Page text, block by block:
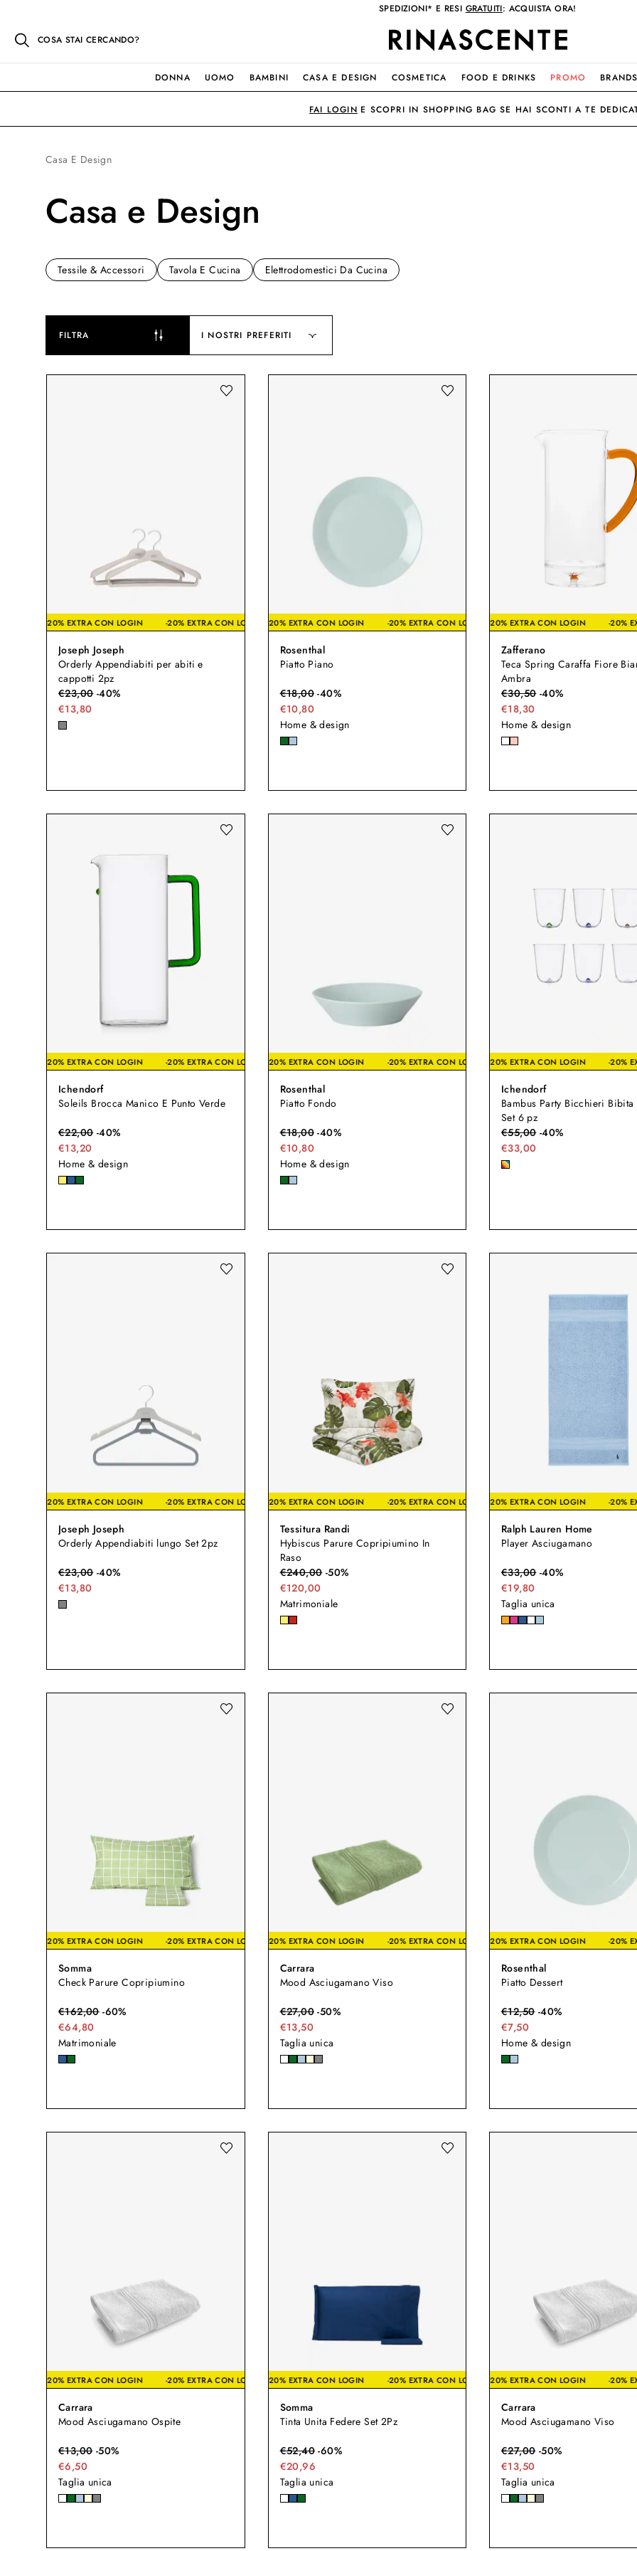
SPEDIZIONI* E RESI GRATUITI: ACQUISTA ORA!
COSA STAI CERCANDO?
DONNA UOMO BAMBINI CASA E DESIGN COSMETICA FOOD E DRINKS PROMO BRANDS
FAI LOGIN E SCOPRI IN SHOPPING BAG SE HAI SCONTI A TE
Casa E Design
Casa e Design
Tessile & Accessori Tavola E Cucina Elettrodomestici Da Cucina
FILTRA I NOSTRI PREFERITI
-20% EXTRA CON LOGIN -20% EXTRA CON LOGIN -20% EXTRA CON LOGIN -20% EXTRA CON LOGIN -20% EXTRA CON
Joseph Joseph
Orderly Appendiabiti per abiti e
cappotti 2pz
€23,00-40%
€13,80
-20% EXTRA CON LOGIN -20% EXTRA CON LOGIN -20% EXTRA CON LOGIN
Rosenthal
Piatto Piano
€18,00-40%
€10,80
Home & design
-20% EXTRA CON LOGIN -
Zafferano
Teca Spring Caraffa Fiore
Ambra
€30,50-40%
€18,30
Home & design
-20% EXTRA CON LOGIN -20% EXTRA CON LOGIN -20% EXTRA CON LOGIN -20% EXTRA CON LOGIN -20% EXTRA CON
Ichendorf
Soleils Brocca Manico E Punto Verde
€22,00-40%
€13,20
Home & design
-20% EXTRA CON LOGIN -20% EXTRA CON LOGIN -20% EXTRA CON LOGIN
Rosenthal
Piatto Fondo
€18,00-40%
€10,80
Home & design
-20% EXTRA CON LOGIN -
Ichendorf
Bambus Party Bicchieri
Set 6 pz
€55,00-40%
€33,00
-20% EXTRA CON LOGIN -20% EXTRA CON LOGIN -20% EXTRA CON LOGIN -20% EXTRA CON LOGIN -20% EXTRA CON
Joseph Joseph
Orderly Appendiabiti lungo Set 2pz
€23,00-40%
€13,80
-20% EXTRA CON LOGIN -20% EXTRA CON LOGIN -20% EXTRA CON LOGIN
Tessitura Randi
Hybiscus Parure Copripiumino In
Raso
€240,00-50%
€120,00
Matrimoniale
-20% EXTRA CON LOGIN -
Ralph Lauren Home
Player Asciugamano
€33,00-40%
€19,80
Taglia unica
-20% EXTRA CON LOGIN -20% EXTRA CON LOGIN -20% EXTRA CON LOGIN -20% EXTRA CON LOGIN -20% EXTRA CON
Somma
Check Parure Copripiumino
€162,00-60%
€64,80
Matrimoniale
-20% EXTRA CON LOGIN -20% EXTRA CON LOGIN -20% EXTRA CON LOGIN
Carrara
Mood Asciugamano Viso
€27,00-50%
€13,50
Taglia unica
-20% EXTRA CON LOGIN -
Rosenthal
Piatto Dessert
€12,50-40%
€7,50
Home & design
-20% EXTRA CON LOGIN -20% EXTRA CON LOGIN -20% EXTRA CON LOGIN -20% EXTRA CON LOGIN -20% EXTRA CON
Carrara
Mood Asciugamano Ospite
€13,00-50%
€6,50
Taglia unica
-20% EXTRA CON LOGIN -20% EXTRA CON LOGIN -20% EXTRA CON LOGIN
Somma
Tinta Unita Federe Set 2Pz
€52,40-60%
€20,96
Taglia unica
-20% EXTRA CON LOGIN -
Carrara
Mood Asciugamano Viso
€27,00-50%
€13,50
Taglia unica